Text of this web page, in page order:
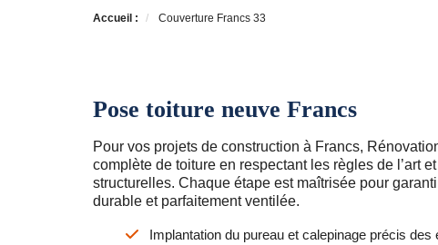
Accueil : Couverture Francs 33
Pose toiture neuve Francs
Pour vos projets de construction à Francs,
complète de toiture en respectant les règles de l’art
structurelles. Chaque étape est maîtrisée pour
durable et parfaitement ventilée.
Implantation du pureau et calepinage précis